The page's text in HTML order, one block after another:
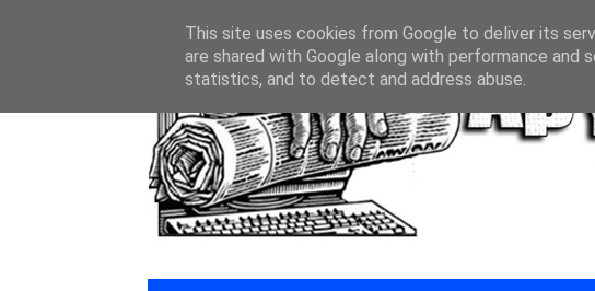
This site uses cookies from Google to deliver its
are shared with Google along with performance
statistics, and to detect and address abuse.